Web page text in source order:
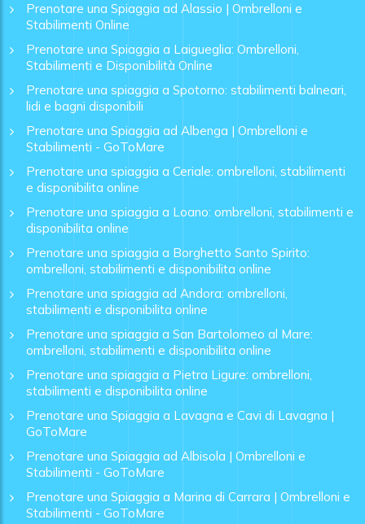
Prenotare una Spiaggia ad Alassio | Ombrelloni e
Stabilimenti Online
Prenotare una Spiaggia a Laigueglia: Ombrelloni,
Stabilimenti e Disponibilità Online
Prenotare una spiaggia a Spotorno: stabilimenti balneari,
lidi e bagni disponibili
Prenotare una Spiaggia ad Albenga | Ombrelloni e
Stabilimenti - GoToMare
Prenotare una spiaggia a Ceriale: ombrelloni, stabilimenti
e disponibilita online
Prenotare una spiaggia a Loano: ombrelloni, stabilimenti e
disponibilita online
Prenotare una spiaggia a Borghetto Santo Spirito:
ombrelloni, stabilimenti e disponibilita online
Prenotare una spiaggia ad Andora: ombrelloni,
stabilimenti e disponibilita online
Prenotare una spiaggia a San Bartolomeo al Mare:
ombrelloni, stabilimenti e disponibilita online
Prenotare una spiaggia a Pietra Ligure: ombrelloni,
stabilimenti e disponibilita online
Prenotare una Spiaggia a Lavagna e Cavi di Lavagna |
GoToMare
Prenotare una Spiaggia ad Albisola | Ombrelloni e
Stabilimenti - GoToMare
Prenotare una Spiaggia a Marina di Carrara | Ombrelloni e
Stabilimenti - GoToMare